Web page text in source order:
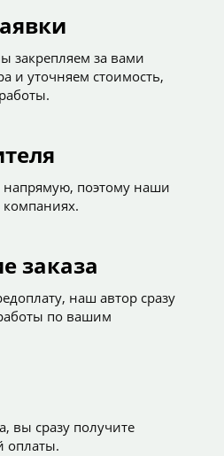
закрепляем за вами
и уточняем стоимость,
поэтому наши
заказа
наш автор сразу
по вашим
вы сразу получите
оплаты.